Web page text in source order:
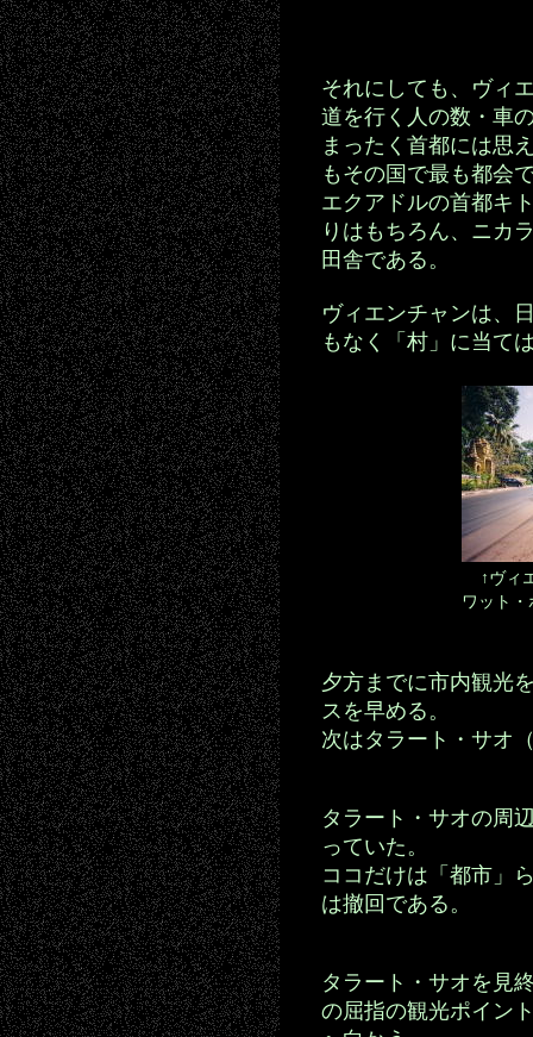
それにしても、ヴィ
道を行く人の数・車
まったく首都には思
もその国で最も都会
エクアドルの首都キ
りはもちろん、ニカ
田舎である。
ヴィエンチャンは、
もなく「村」に当て
↑ヴィ
ワット
夕方までに市内観光
スを早める。
次はタラート・サオ
タラート・サオの周
っていた。
ココだけは「都市」
は撤回である。
タラート・サオを見
の屈指の観光ポイン